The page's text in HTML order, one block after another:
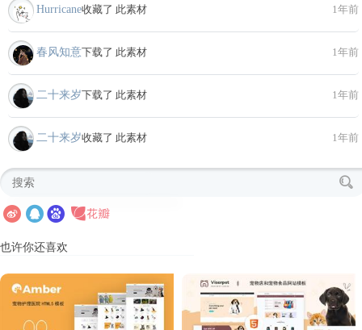
Hurricane收藏了 此素材 1年前
春风知意下载了 此素材 1年前
二十来岁下载了 此素材 1年前
二十来岁收藏了 此素材 1年前
也许你还喜欢